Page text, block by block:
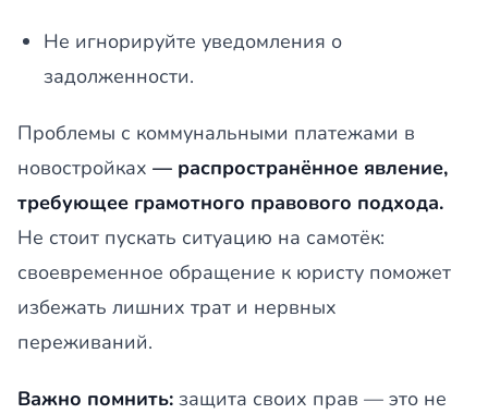
Не игнорируйте уведомления о
задолженности.
Проблемы с коммунальными платежами в
новостройках — распространённое явление,
требующее грамотного правового подхода.
Не стоит пускать ситуацию на самотёк:
своевременное обращение к юристу поможет
избежать лишних трат и нервных
переживаний.
Важно помнить: защита своих прав — это не